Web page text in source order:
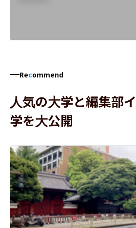
Recommend
人気の大学と編集部
学を大公開